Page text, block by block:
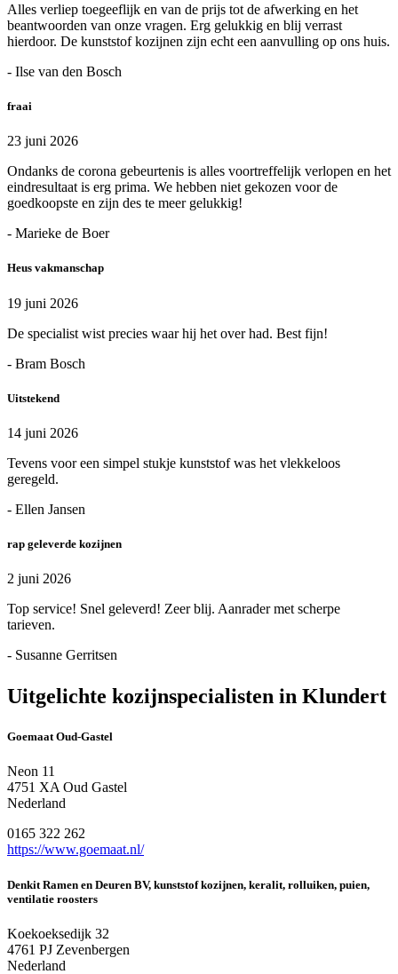
Alles verliep toegeeflijk en van de prijs tot de afwerking en het
beantwoorden van onze vragen. Erg gelukkig en blij verrast
hierdoor. De kunststof kozijnen zijn echt een aanvulling op ons huis.
- Ilse van den Bosch
fraai
23 juni 2026
Ondanks de corona gebeurtenis is alles voortreffelijk verlopen en het
eindresultaat is erg prima. We hebben niet gekozen voor de
goedkoopste en zijn des te meer gelukkig!
- Marieke de Boer
Heus vakmanschap
19 juni 2026
De specialist wist precies waar hij het over had. Best fijn!
- Bram Bosch
Uitstekend
14 juni 2026
Tevens voor een simpel stukje kunststof was het vlekkeloos
geregeld.
- Ellen Jansen
rap geleverde kozijnen
2 juni 2026
Top service! Snel geleverd! Zeer blij. Aanrader met scherpe
tarieven.
- Susanne Gerritsen
Uitgelichte kozijnspecialisten in Klundert
Goemaat Oud-Gastel
Neon 11
4751 XA Oud Gastel
Nederland
0165 322 262
https://www.goemaat.nl/
Denkit Ramen en Deuren BV, kunststof kozijnen, keralit, rolluiken, puien,
ventilatie roosters
Koekoeksedijk 32
4761 PJ Zevenbergen
Nederland